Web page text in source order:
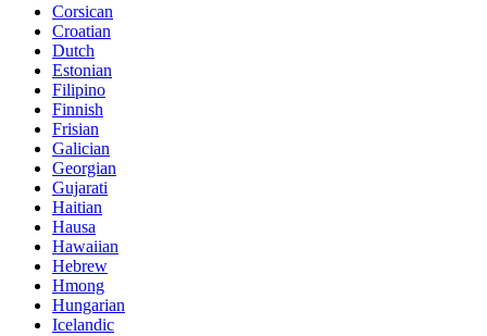
Corsican
Croatian
Dutch
Estonian
Filipino
Finnish
Frisian
Galician
Georgian
Gujarati
Haitian
Hausa
Hawaiian
Hebrew
Hmong
Hungarian
Icelandic